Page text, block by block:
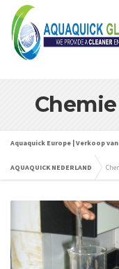
Aquaquick Europe | Verkoop
AQUAQUICK NEDERLAND